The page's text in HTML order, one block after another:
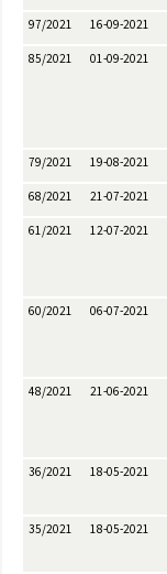
97/2021 16-09-2021
85/2021 01-09-2021
79/2021 19-08-2021
68/2021 21-07-2021
61/2021 12-07-2021
60/2021 06-07-2021
48/2021 21-06-2021
36/2021 18-05-2021
35/2021 18-05-2021